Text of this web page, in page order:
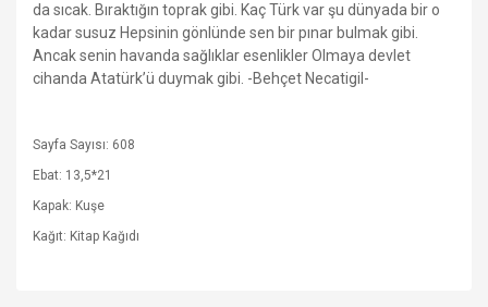
da sıcak. Bıraktığın toprak gibi. Kaç Türk var şu dünyada bir o
kadar susuz Hepsinin gönlünde sen bir pınar bulmak gibi.
Ancak senin havanda sağlıklar esenlikler Olmaya devlet
cihanda Atatürk’ü duymak gibi. -Behçet Necatigil-
Sayfa Sayısı: 608
Ebat: 13,5*21
Kapak: Kuşe
Kağıt: Kitap Kağıdı